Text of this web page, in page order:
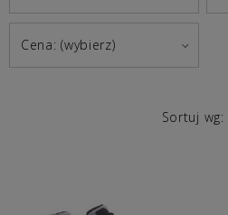
Cena: (wybierz)
Sortuj wg: